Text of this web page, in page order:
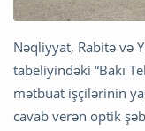
Nəqliyyat, Rabitə və
tabeliyindəki “Bakı
mətbuat işçilərinin
cavab verən optik